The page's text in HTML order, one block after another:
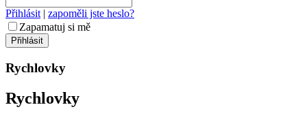
Přihlásit | zapoměli jste heslo?
Zapamatuj si mě
Rychlovky
Rychlovky